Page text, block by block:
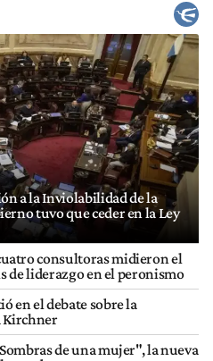
a la Inviolabilidad de la
tuvo que ceder en la Ley
consultoras midieron el
de liderazgo en el peronismo
en el debate sobre la
Kirchner
de una mujer", la nueva